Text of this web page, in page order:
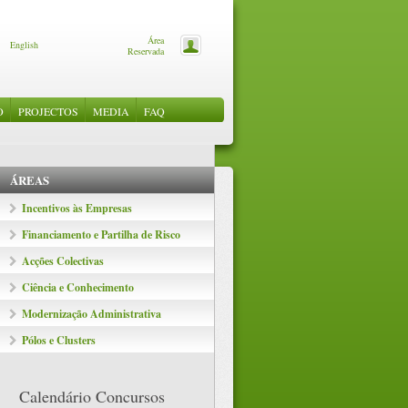
English
Área
Reservada
CLUSTERS
PROJECTOS
QREN
MEDIA
FAQ
ÁREAS
Incentivos às Empresas
Financiamento e Partilha de Risco
Acções Colectivas
Ciência e Conhecimento
Modernização Administrativa
Pólos e Clusters
Calendário Concursos